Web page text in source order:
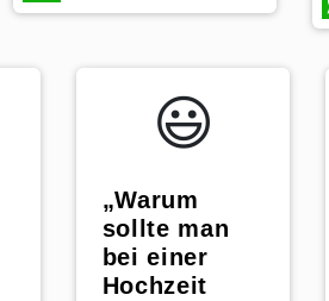
😃️
„Warum
sollte man
bei einer
Hochzeit